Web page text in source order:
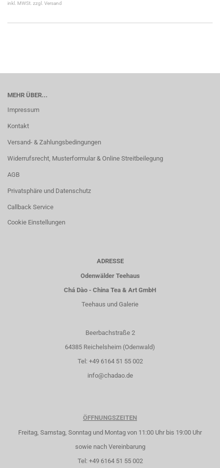
inkl. MWSt. zzgl. Versand
MEHR ÜBER...
Impressum
Kontakt
Versand- & Zahlungsbedingungen
Widerrufsrecht, Musterformular & Online Streitbeilegung
AGB
Privatsphäre und Datenschutz
Callback Service
Cookie Einstellungen
ADRESSE
Odenwälder Teehaus
Chá Dào - China Tea & Art GmbH
Teehaus und Galerie
Beerbachstraße 2
64385 Reichelsheim (Odenwald)
Tel: +49 6164 51 55 002
info@chadao.de
ÖFFNUNGSZEITEN
Freitag, Samstag, Sonntag und Montag von 11:00 Uhr bis 19:00 Uhr
sowie nach Vereinbarung
Tel: +49 6164 51 55 002